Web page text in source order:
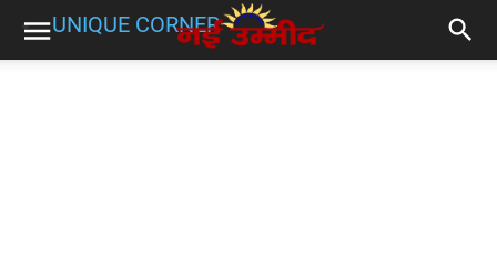
UNIQUE CORNER